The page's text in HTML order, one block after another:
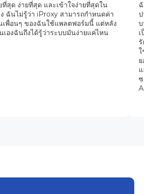
ที่สุด ง่ายที่สุด และเข้าใจง่ายที่สุดใน
ฉันไม่รู้ว่า iProxy สามารถกำหนดค่า
เพื่อนๆ ของฉันใช้แพลตฟอร์มนี้ แต่หลัง
องฉันถึงได้รู้ว่าระบบมันง่ายแค่ไหน